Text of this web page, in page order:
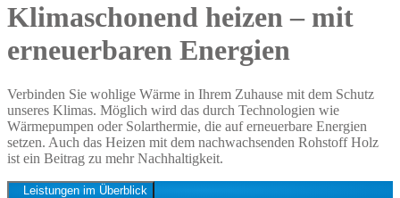
Klimaschonend heizen – mit
erneuerbaren Energien
Verbinden Sie wohlige Wärme in Ihrem Zuhause mit dem Schutz
unseres Klimas. Möglich wird das durch Technologien wie
Wärmepumpen oder Solarthermie, die auf erneuerbare Energien
setzen. Auch das Heizen mit dem nachwachsenden Rohstoff Holz
ist ein Beitrag zu mehr Nachhaltigkeit.
Leistungen im Überblick